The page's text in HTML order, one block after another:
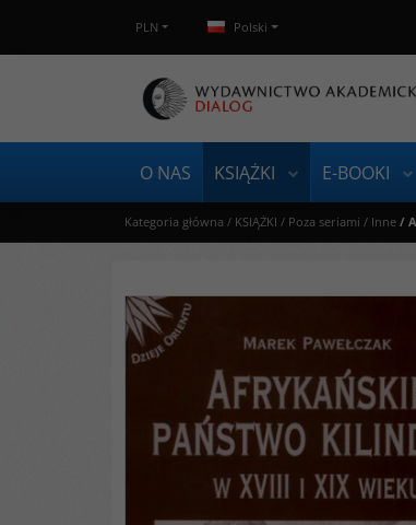
PLN Polski
O NAS KSIĄŻKI E-BOOKI
Kategoria główna / KSIĄŻKI / Poza seriami / Inne /